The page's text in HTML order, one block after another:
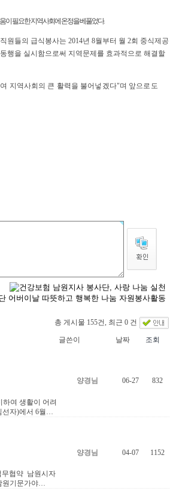
이 필요한 지역사회에 온정을 베풀었다.
원들의 급식봉사는 2014년 8월부터 월 2회 중식제공
행을 실시함으로써 지역문제를 효과적으로 해결할
지역사회의 큰 활력을 불어넣겠다"며 앞으로도
총 게시물 155건, 최근 0 건
글쓴이 날짜 조회
여 생활이 어려
선자)에서 6월…
양경님 06-27 832
무협약 남원시자
원기문가야…
양경님 04-07 1152